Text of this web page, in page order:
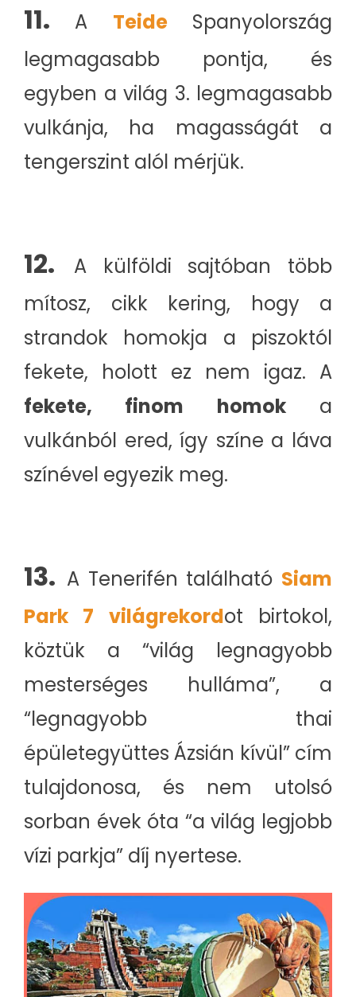
11. A TeideSpanyolország
legmagasabb pontja, és
egyben a világ 3. legmagasabb
vulkánja, ha magasságát a
tengerszint alól mérjük.
12.
A külföldi sajtóban több
mítosz, cikk kering, hogy a
strandok homokja a piszoktól
fekete, holott ez nem igaz. A
fekete, finom homoka
vulkánból ered, így színe a láva
színével egyezik meg.
13. A Tenerifén található Siam
Park 7 világrekordot birtokol,
köztük a “világ legnagyobb
mesterséges hulláma”, a
“legnagyobb thai
épületegyüttes Ázsián kívül” cím
tulajdonosa, és nem utolsó
sorban évek óta “a világ legjobb
vízi parkja” díj nyertese.